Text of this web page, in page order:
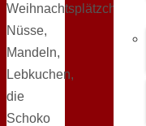
Weihnachtsplätzchen,
Nüsse,
Mandeln,
Lebkuchen,
die
Schoko